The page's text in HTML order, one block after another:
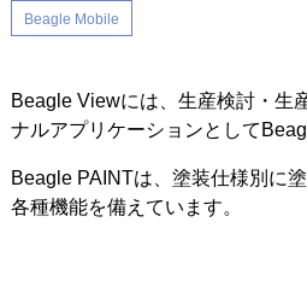
Beagle Mobile
Beagle Viewには、生産検討・生
ナルアプリケーションとして
Beagle PAINTは、塗装仕様別に
各種機能を備えています。